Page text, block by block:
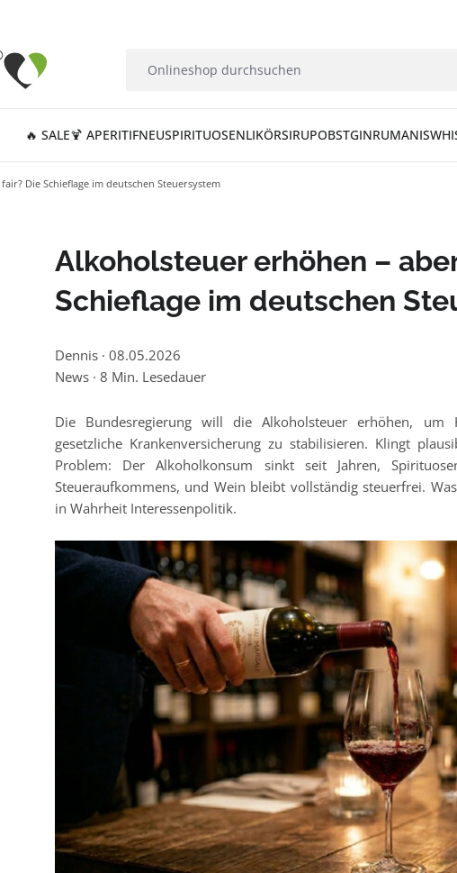
🔥 SALE🍹 APERITIFNEUSPIRITUOSENLIKÖRSIRUPOBSTGINRUMANIS
Die Schieflage im deutschen Steuersystem
Alkoholsteuer erhöhen –
Schieflage im deutschen
Dennis · 08.05.2026
News · 8 Min. Lesedauer
Die Bundesregierung will die Alkoholsteuer erhöhen, um
gesetzliche Krankenversicherung zu stabilisieren. Klingt
Problem: Der Alkoholkonsum sinkt seit Jahren,
Steueraufkommens, und Wein bleibt vollständig steuerfrei.
in Wahrheit Interessenpolitik.